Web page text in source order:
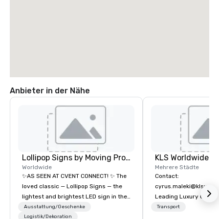
Anbieter in der Nähe
Lollipop Signs by Moving Products
Worldwide
✨AS SEEN AT CVENT CONNECT! ✨ The
loved classic — Lollipop Signs — the
lightest and brightest LED sign in the
world • Open Seats in Dark
Auditoriums • Brand Recognition • VIP
Ausstattung/Geschenke
Logistik/Dekoration
Mehrere Städte
Contact:
Leading Luxury
Transportation
Transport